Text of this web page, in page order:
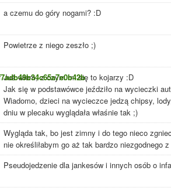
a czemu do góry nogami? :D
Powietrze z niego zeszło ;)
Już wiem, z czym mi się to kojarzy :D
Jak się w podstawówce jeździło na wycieczki
Wiadomo, dzieci na wycieczce jedzą chipsy,
dniu w plecaku wyglądała właśnie tak ;)
Wygląda tak, bo jest zimny i do tego nieco
nie określiłabym go aż tak bardzo niezgodnego
Pseudojedzenie dla jankesów i innych osób o